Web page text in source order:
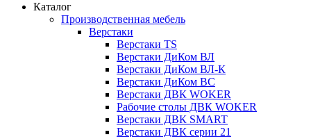
Каталог
Производственная мебель
Верстаки
Верстаки TS
Верстаки ДиКом ВЛ
Верстаки ДиКом ВЛ-К
Верстаки ДиКом ВС
Верстаки ДВК WOKER
Рабочие столы ДВК WOKER
Верстаки ДВК SMART
Верстаки ДВК серии 21